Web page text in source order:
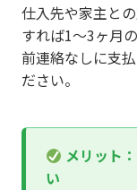
仕入先や家主と
すれば1〜3ヶ月
前連絡なしに支
ださい。
メリット
い